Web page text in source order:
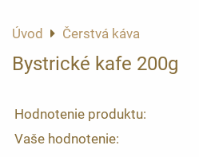
Úvod Čerstvá káva
Bystrické kafe 200g
Hodnotenie produktu:
Vaše hodnotenie: